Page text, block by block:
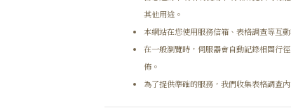
其他用途。
本網站在您使用服務信箱、表格調查等互
在一般瀏覽時，伺服器會自動記錄相關行
佈。
為了提供準確的服務，我們收集表格調查